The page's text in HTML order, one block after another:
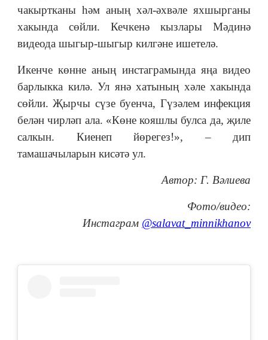
чакыртканы һәм аның хәл-әхвәле яхшырганы
хакында сөйли. Кечкенә кызлары Мәдинә
видеода шыгыр-шыгыр килгәне ишетелә.
Икенче көнне аның инстаграмында яңа видео
барлыкка килә. Ул янә хатының хәле хакында
сөйли. Җырчы сүзе буенча, Гүзәлем инфекция
белән чирләп ала. «Көне кояшлы булса да, җиле
салкын. Киенеп йөрегез!», – дип
тамашачыларын кисәтә ул.
Автор: Г. Вәлиева
Фото/видео:
Инстаграм @salavat_minnikhanov